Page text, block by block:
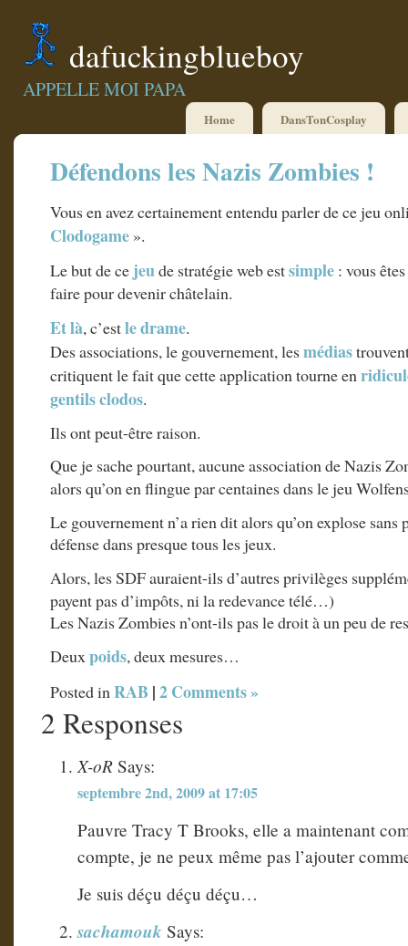
dafuckingblueboy
APPELLE MOI PAPA
Home DansTonCosplay
Défendons les Nazis Zombies !
Vous en avez certainement entendu parler de ce jeu
Clodogame ».
Le but de ce jeude stratégie web estsimple : vous
faire pour devenir châtelain.
Et là, c’estle drame.
Des associations, le gouvernement, lesmédias
critiquent le fait que cette application tourne en
gentils clodos.
Ils ont peut-être raison.
Que je sache pourtant, aucune association de Nazis
alors qu’on en flingue par centaines dans le jeu
Le gouvernement n’a rien dit alors qu’on explose
défense dans presque tous les jeux.
Alors, les SDF auraient-ils d’autres privilèges
payent pas d’impôts, ni la redevance télé…)
Les Nazis Zombies n’ont-ils pas le droit à un peu de
Deuxpoids, deux mesures…
Posted in RAB |2 Comments »
2 Responses
X-oR Says:
septembre 2nd, 2009 at 17:05
Pauvre Tracy T Brooks, elle a maintenant
compte, je ne peux même pas l’ajouter
Je suis déçu déçu déçu…
sachamouk Says: